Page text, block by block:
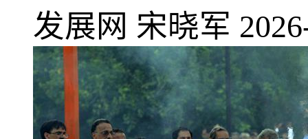
发展网 宋晓军